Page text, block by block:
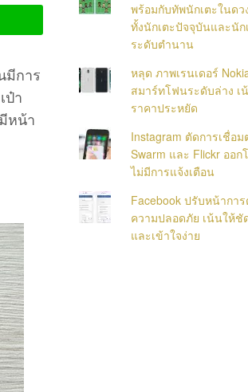
มีการ
ป๋า
หน้า
พร้อมกับทัพนักเตะในดว
ทั้งนักเตะปัจจุบันและนัก
ระดับตำนาน
หลุด ภาพเรนเดอร์
สมาร์ทโฟนระดับล่าง เ
ราคาประหยัด
Instagram ตัดการเชื่อม
Swarm และ Flickr ออก
ไม่มีการแจ้งเตือน
Facebook ปรับหน้ากา
ความปลอดภัย เน้นให้ชั
และเข้าใจง่าย